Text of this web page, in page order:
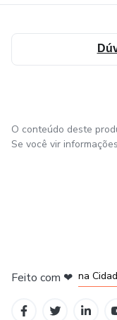
O conteúdo deste
Se você vir
Feito com ❤ na